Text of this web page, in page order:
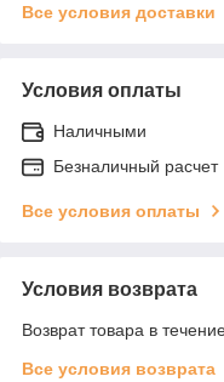
Все условия доставки
Условия оплаты
Наличными
Безналичный расчет
Все условия оплаты
Условия возврата
Возврат товара в
Все условия возврата